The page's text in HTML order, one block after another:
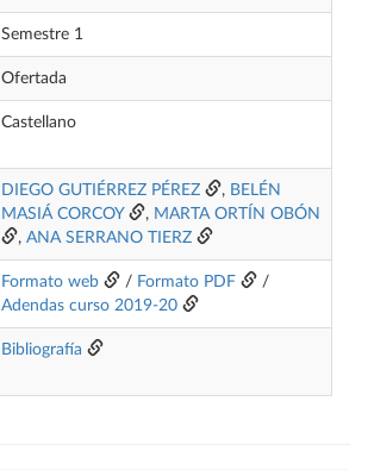
Semestre 1
Ofertada
Castellano
DIEGO GUTIÉRREZ PÉREZ , BELÉN
MASIÁ CORCOY
, MARTA ORTÍN OBÓN
, ANA SERRANO TIERZ
Formato web / Formato PDF
/
Adendas curso 2019-20
Bibliografía